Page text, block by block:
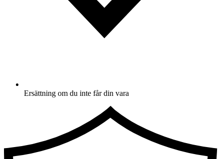
Ersättning om du inte får din vara